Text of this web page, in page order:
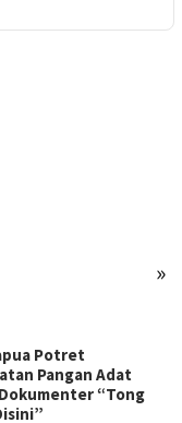
»
Potret
Pangan Adat
“Tong